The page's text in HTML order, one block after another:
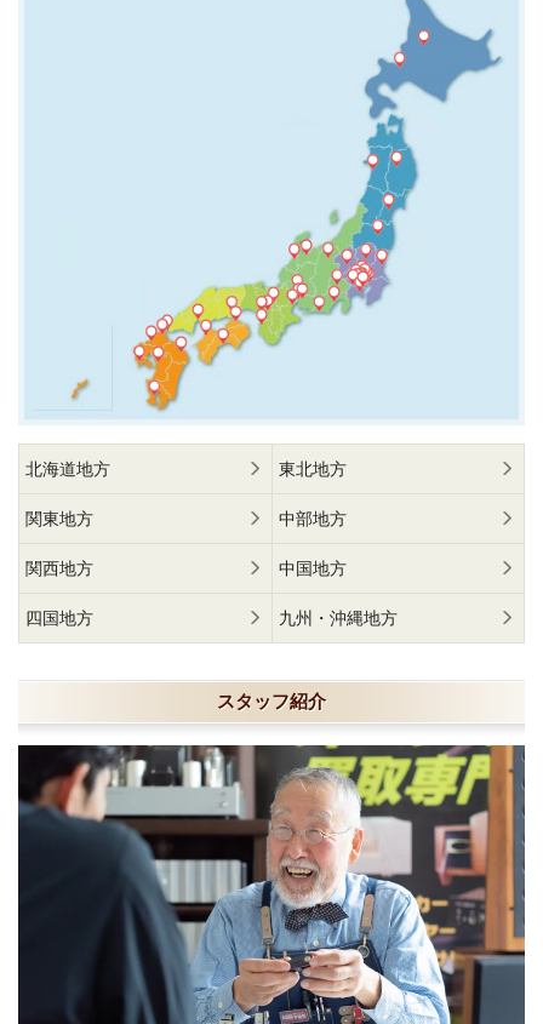
北海道地方 東北地方
関東地方 中部地方
関西地方 中国地方
四国地方 九州・沖縄地方
スタッフ紹介